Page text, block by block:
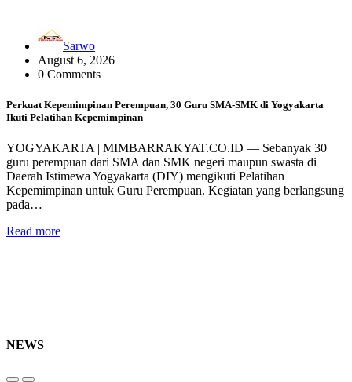
Sarwo
August 6, 2026
0 Comments
Perkuat Kepemimpinan Perempuan, 30 Guru SMA-SMK di Yogyakarta
Ikuti Pelatihan Kepemimpinan
YOGYAKARTA | MIMBARRAKYAT.CO.ID — Sebanyak 30
guru perempuan dari SMA dan SMK negeri maupun swasta di
Daerah Istimewa Yogyakarta (DIY) mengikuti Pelatihan
Kepemimpinan untuk Guru Perempuan. Kegiatan yang berlangsung
pada…
Read more
NEWS